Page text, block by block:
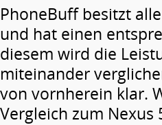
PhoneBuff besitzt
und hat einen
diesem wird die
miteinander
von vornherein klar.
Vergleich zum